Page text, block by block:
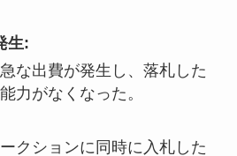
生:
な出費が発生し、落札した
力がなくなった。
クションに同時に入札した